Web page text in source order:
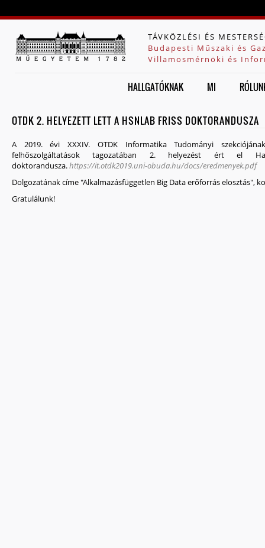
TÁVKÖZLÉSI ÉS
Budapesti Műszaki és
Villamosmérnöki és
HALLGATÓKNAK MI
OTDK 2. HELYEZETT LETT A HSNLAB FRISS DOKTORANDUSZA
A 2019. évi XXXIV. OTDK Informatika Tudományi
felhőszolgáltatások tagozatában 2. helyezést ért el
doktorandusza.https://it.otdk2019.uni-obuda.hu/docs/eredmenyek.pdf
Dolgozatának címe "Alkalmazásfüggetlen Big Data erőforrás elosztás",
Gratulálunk!